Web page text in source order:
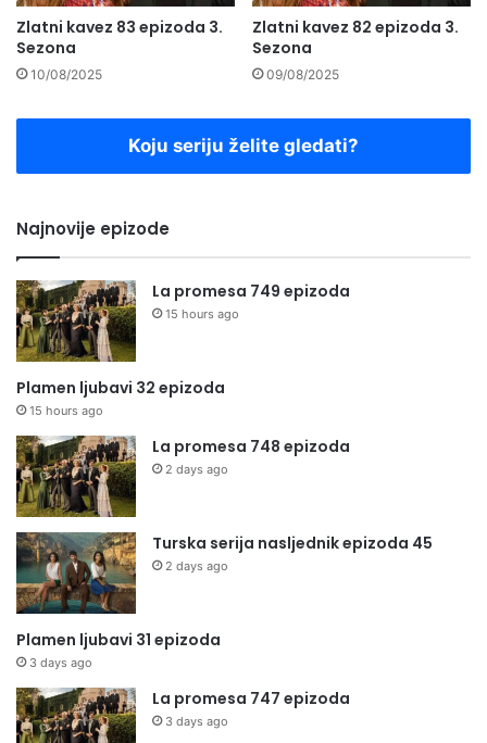
Zlatni kavez 83 epizoda 3.
Sezona
10/08/2025
Zlatni kavez 82 epizoda 3.
Sezona
09/08/2025
Koju seriju želite gledati?
Najnovije epizode
La promesa 749 epizoda
15 hours ago
Plamen ljubavi 32 epizoda
15 hours ago
La promesa 748 epizoda
2 days ago
Turska serija nasljednik epizoda 45
2 days ago
Plamen ljubavi 31 epizoda
3 days ago
La promesa 747 epizoda
3 days ago